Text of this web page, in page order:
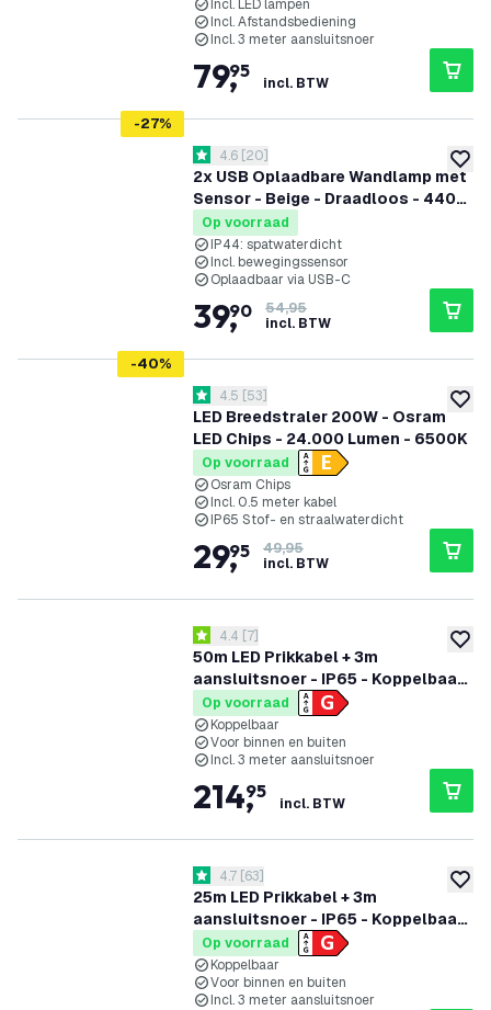
Incl. LED lampen
Incl. Afstandsbediening
Incl. 3 meter aansluitsnoer
79,
95
incl. BTW
-27%
2x USB Oplaadbare Wandlamp met
Sensor - Beige - Draadloos - 4400
mAh Accu - Geschikt voor Binnen &
Buiten
reviews drawer openen
4.6 score sterren
4.6 [20]
Op voorraad
IP44: spatwaterdicht
Incl. bewegingssensor
Oplaadbaar via USB-C
39,
90
54,95
incl. BTW
-40%
LED Breedstraler 200W - Osram
LED Chips - 24.000 Lumen - 6500K
reviews drawer openen
4.5 score sterren
4.5 [53]
Op voorraad
Osram Chips
Incl. 0.5 meter kabel
IP65 Stof- en straalwaterdicht
29,
95
49,95
incl. BTW
50m LED Prikkabel + 3m
aansluitsnoer - IP65 - Koppelbaar
- Incl. 50 LED Lampen
reviews drawer openen
4.4 score sterren
4.4 [7]
Op voorraad
Koppelbaar
Voor binnen en buiten
Incl. 3 meter aansluitsnoer
214,
95
incl. BTW
25m LED Prikkabel + 3m
aansluitsnoer - IP65 - Koppelbaar
- Incl. 25 LED Lampen
reviews drawer openen
4.7 score sterren
4.7 [63]
Op voorraad
Koppelbaar
Voor binnen en buiten
Incl. 3 meter aansluitsnoer